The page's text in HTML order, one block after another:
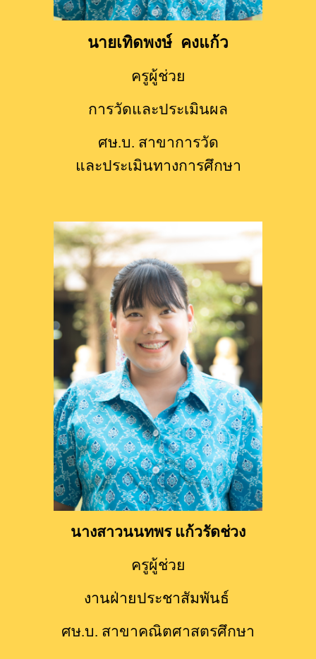
นายเทิดพงษ์  คงแก้ว
ครูผู้ช่วย
การวัดและประเมินผล
ศษ.บ. สาขาการวัด
และประเมินทางการศึกษา
นางสาวนนทพร แก้วรัดช่วง
ครูผู้ช่วย
งานฝ่ายประชาสัมพันธ์
ศษ.บ. สาขาคณิตศาสตรศึกษา